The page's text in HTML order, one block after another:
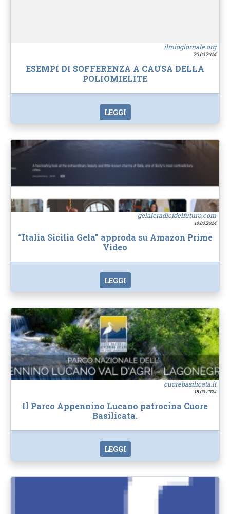
ilmiogiornale.org
20.03.2024
ESEMPI DI SOFFERENZA A CAUSA DELLA
POLIOMIELITE
LEGGI
gelaleradicidelfuturo.com
18.03.2024
“Italia Sicilia Gela” approda su Amazon Prime
Video
LEGGI
cuorebasilicata.it
18.03.2024
Il Parco Appennino Lucano patrocina Cuore
Basilicata.
LEGGI